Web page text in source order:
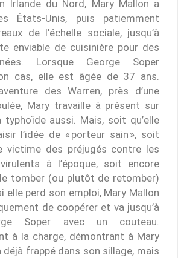
Irlande du Nord, Mary Mallon a
États-Unis, puis patiemment
de l’échelle sociale, jusqu’à
enviable de cuisinière pour des
Lorsque George Soper
cas, elle est âgée de 37 ans.
des Warren, près d’une
Mary travaille à présent sur
typhoïde aussi. Mais, soit qu’elle
l’idée de « porteur sain », soit
victime des préjugés contre les
à l’époque, soit encore
tomber (ou plutôt de retomber)
elle perd son emploi, Mary Mallon
de coopérer et va jusqu’à
Soper avec un couteau.
à la charge, démontrant à Mary
déjà frappé dans son sillage, mais